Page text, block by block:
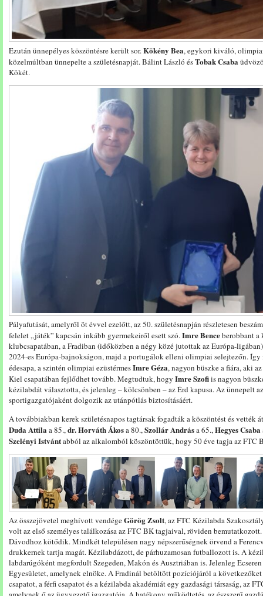
Ezután ünnepélyes köszöntésre került sor.Kökény Bea, egykori kiváló,
közelmúltban ünnepelte a születésnapját. Bálint László ésTobak Csaba
Kökét.
Pályafutását, amelyről öt évvel ezelőtt, az 50. születésnapján részletesen
felelet „játék” kapcsán inkább gyermekeiről esett szó.ImreBenceberobbant a
klubcsapatában, a Fradiban (időközben a négy közé jutottak az Európa-
2024-es Európa-bajnokságon, majd a portugálok elleni olimpiai selejtezőn. Így
édesapa, a szintén olimpiai ezüstérmesImre Géza, nagyon büszke a fiára, aki
Kiel csapatában fejlődhet tovább. Megtudtuk, hogy Imre Szofiis nagyon
kézilabdát választotta, és jelenleg – kölcsönben – az Érd kapusa. Az ünnepelt
sportigazgatójaként dolgozik az utánpótlás biztosításáért.
A továbbiakban kerek születésnapos tagtársak fogadták a köszöntést és
Duda Attila a 85.,dr. Horváth Ákosa 80.,SzollárAndrása 65.,Hegyes Csaba
Szelényi Istvántabból az alkalomból köszöntöttük, hogy 50 éve tagja az FTC
Az összejövetel meghívott vendégeGörög Zsolt, az FTC Kézilabda
volt az első személyes találkozása az FTC BK tagjaival, röviden
Dávodhoz kötődik. Mindkét településen nagy népszerűségnek örvend a
drukkernek tartja magát. Kézilabdázott, de párhuzamosan futballozott is. A
labdarúgóként megfordult Szegeden, Makón és Ausztriában is. Jelenleg
Egyesületet, amelynek elnöke. A Fradinál betöltött pozíciójáról a
csapatot, a férfi csapatot és a kézilabda akadémiát egy gazdasági társaság, az